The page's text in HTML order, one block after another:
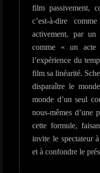
film passivement,
c’est-à-dire
activement, par un
comme « un acte
l’expérience du
film sa linéarité.
disparaître le
monde d’un seul
nous-mêmes
cette formule,
invite le spectateur
et à confondre le